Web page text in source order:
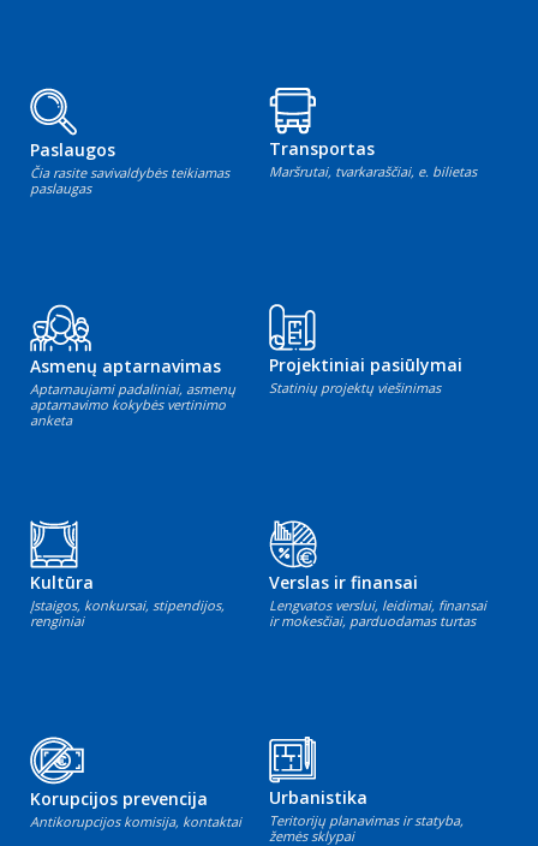
Paslaugos
Čia rasite savivaldybės teikiamas
paslaugas
Transportas
Maršrutai, tvarkaraščiai, e. bilietas
Asmenų aptarnavimas
Aptarnaujami padaliniai, asmenų
aptarnavimo kokybės vertinimo
anketa
Projektiniai pasiūlymai
Statinių projektų viešinimas
Kultūra
Įstaigos, konkursai, stipendijos,
renginiai
Verslas ir finansai
Lengvatos verslui, leidimai, finansai
ir mokesčiai, parduodamas turtas
Korupcijos prevencija
Antikorupcijos komisija, kontaktai
Urbanistika
Teritorijų planavimas ir statyba,
žemės sklypai